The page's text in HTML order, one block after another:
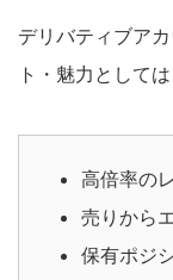
デリバティブア
ト・魅力として
高倍率の
売りから
保有ポジ